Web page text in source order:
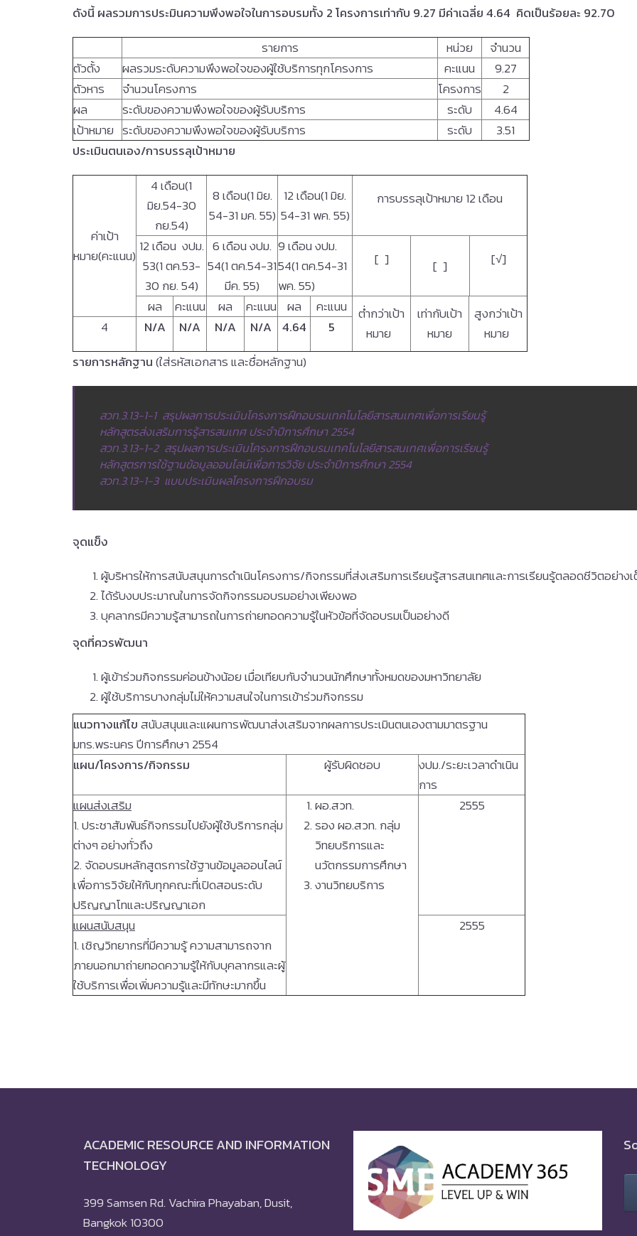
ดังนี้ ผลรวมการประมินความพึงพอใจในการอบรมทั้ง 2 โครงการเท่ากับ 9.27 มีค่าเฉลี่ย 4.64 คิดเป็นร้อยละ 92.70
รายการ
หน่วย
จำนวน
ตัวตั้ง
ผลรวมระดับความพึงพอใจของผู้ใช้บริการทุกโครงการ คะแนน
9.27
ตัวหาร
จำนวนโครงการ โครงการ
2
ผล
ระดับของความพึงพอใจของผู้รับบริการ ระดับ
4.64
เป้าหมาย ระดับของความพึงพอใจของผู้รับบริการ ระดับ
3.51
ประเมินตนเอง/การบรรลุเป้าหมาย
ค่าเป้า
หมาย(คะแนน)
4 เดือน(1
มิย.54-30
กย.54)
8 เดือน(1 มิย.
54-31 มค. 55)
12 เดือน(1 มิย.
54-31 พค. 55)
การบรรลุเป้าหมาย 12 เดือน
12 เดือน งปม.
53(1 ตค.53-
30 กย. 54)
6 เดือน งปม.
54(1 ตค.54-31
มีค. 55)
9 เดือน งปม.
54(1 ตค.54-31
พค. 55)
[ ] [ ] [√]
ผล คะแนน ผล คะแนน ผล คะแนน
ต่ำกว่าเป้า
หมาย
เท่ากับเป้า
หมาย
สูงกว่าเป้า
หมาย
4 N/A N/A N/A N/A 4.64
5
รายการหลักฐาน(ใส่รหัสเอกสาร และชื่อหลักฐาน)
สวท.3.13-1-1 สรุปผลการประเมินโครงการฝึกอบรมเทคโนโลยีสารสนเทศเพื่อการเรียนรู้
หลักสูตรส่งเสริมการรู้สารสนเทศ ประจำปีการศึกษา 2554
สวท.3.13-1-2 สรุปผลการประเมินโครงการฝึกอบรมเทคโนโลยีสารสนเทศเพื่อการเรียนรู้
หลักสูตรการใช้ฐานข้อมูลออนไลน์เพื่อการวิจัย ประจำปีการศึกษา 2554
สวท.3.13-1-3 แบบประเมินผลโครงการฝึกอบรม
จุดแข็ง
ผู้บริหารให้การสนับสนุนการดำเนินโครงการ/กิจกรรมที่ส่งเสริมการเรียนรู้สารสนเทศและการเรียนรู้ตลอดชีวิตอย่าง
ได้รับงบประมาณในการจัดกิจกรรมอบรมอย่างเพียงพอ
บุคลากรมีความรู้สามารถในการถ่ายทอดความรู้ในหัวข้อที่จัดอบรมเป็นอย่างดี
จุดที่ควรพัฒนา
ผู้เข้าร่วมกิจกรรมค่อนข้างน้อย เมื่อเทียบกับจำนวนนักศึกษาทั้งหมดของมหาวิทยาลัย
ผู้ใช้บริการบางกลุ่มไม่ให้ความสนใจในการเข้าร่วมกิจกรรม
แนวทางแก้ไขสนับสนุนและแผนการพัฒนาส่งเสริมจากผลการประเมินตนเองตามมาตรฐาน
มทร.พระนคร ปีการศึกษา 2554
แผน/โครงการ/กิจกรรม ผู้รับผิดชอบ
งปม./ระยะเวลาดำเนิน
การ
แผนส่งเสริม
1. ประชาสัมพันธ์กิจกรรมไปยังผู้ใช้บริการกลุ่ม
ต่างๆ อย่างทั่วถึง
2. จัดอบรมหลักสูตรการใช้ฐานข้อมูลออนไลน์
เพื่อการวิจัยให้กับทุกคณะที่เปิดสอนระดับ
ปริญญาโทและปริญญาเอก
ผอ.สวท.
รอง ผอ.สวท. กลุ่ม
วิทยบริการและ
นวัตกรรมการศึกษา
งานวิทยบริการ
2555
แผนสนับสนุน
1. เชิญวิทยากรที่มีความรู้ ความสามารถจาก
ภายนอกมาถ่ายทอดความรู้ให้กับบุคลากรและผู้
ใช้บริการเพื่อเพิ่มความรู้และมีทักษะมากขึ้น
2555
ACADEMIC RESOURCE AND INFORMATION
TECHNOLOGY
399 Samsen Rd. Vachira Phayaban, Dusit,
Bangkok 10300